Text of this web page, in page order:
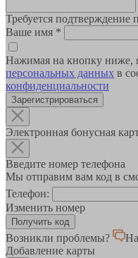
Требуется подтверждение
Ваше имя *
Нажимая на кнопку ниже,
персональных данных в
конфиденциальности
Зарегистрироваться
Электронная бонусная
Введите номер телефона
Мы отправим вам код в
Телефон:
Изменить номер
Возникли проблемы?
Добавление карты